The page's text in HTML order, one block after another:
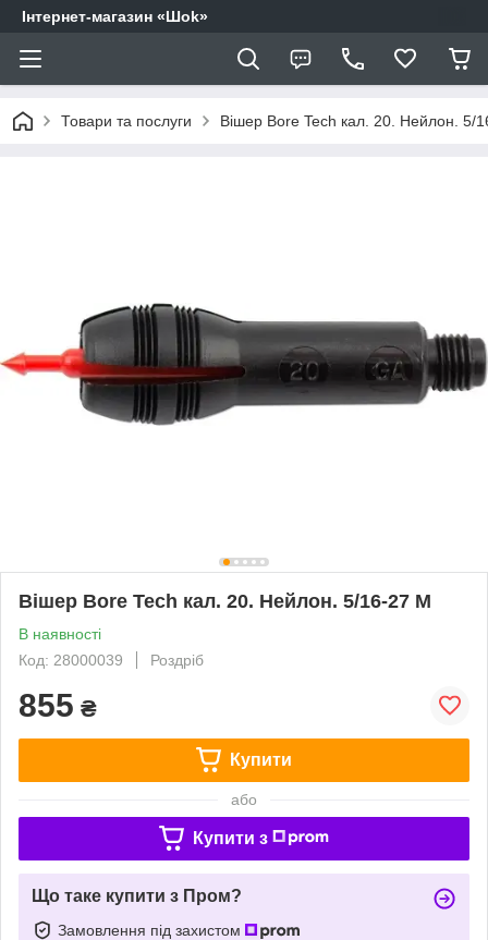
Інтернет-магазин «Шоk»
Товари та послуги Вішер Bore Tech кал. 20. Нейлон. 5/
Вішер Bore Tech кал. 20. Нейлон. 5/16-27 М
В наявності
Код: 28000039
Роздріб
855 ₴
Купити
або
Купити з
Що таке купити з Пром?
Замовлення під захистом